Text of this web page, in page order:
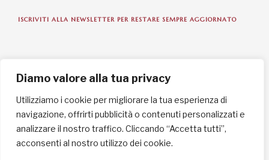
Diamo valore alla tua privacy
Utilizziamo i cookie per migliorare la tua esperienza di
navigazione, offrirti pubblicità o contenuti personalizzati e
analizzare il nostro traffico. Cliccando “Accetta tutti”,
acconsenti al nostro utilizzo dei cookie.
ISCRIVITI ALLA NEWSLETTER PER RESTARE SEMPRE AGGIORNATO
ISCRIVITI ORA
INFORMAZIONI SULLA PRIVACY
English / USD